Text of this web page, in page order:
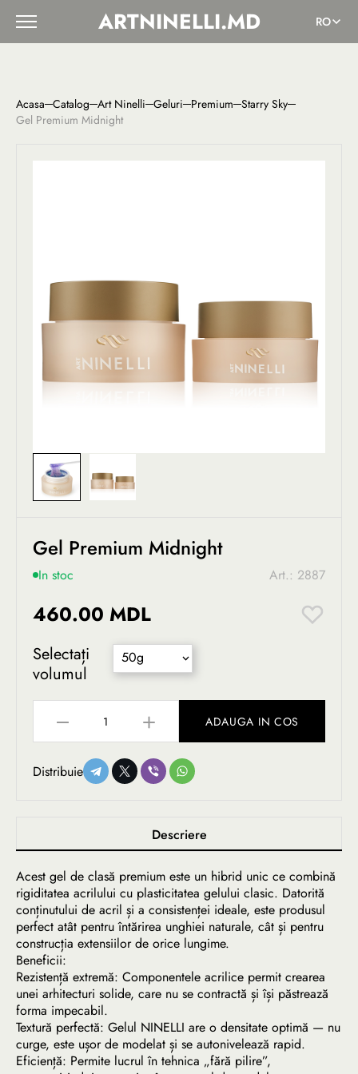
ARTNINELLI.MD RO
Acasa Catalog Art Ninelli Geluri Premium Starry Sky
Gel Premium Midnight
Gel Premium Midnight
In stoc Art.: 2887
460.00 MDL
Selectați
volumul
50g
ADAUGA IN COS
Distribuie
Descriere
Acest gel de clasă premium este un hibrid unic ce combină
rigiditatea acrilului cu plasticitatea gelului clasic. Datorită
conținutului de acril și a consistenței ideale, este produsul
perfect atât pentru întărirea unghiei naturale, cât și pentru
construcția extensiilor de orice lungime.
Beneficii:
Rezistență extremă: Componentele acrilice permit crearea
unei arhitecturi solide, care nu se contractă și își păstrează
forma impecabil.
Textură perfectă: Gelul NINELLI are o densitate optimă — nu
curge, este ușor de modelat și se autonivelează rapid.
Eficiență: Permite lucrul în tehnica „fără pilire”,